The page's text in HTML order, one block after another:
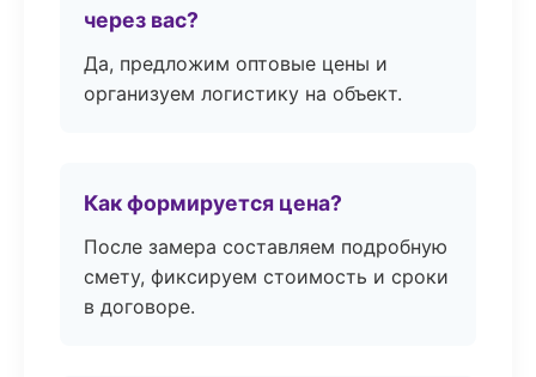
через вас?
Да, предложим оптовые цены и
организуем логистику на объект.
Как формируется цена?
После замера составляем подробную
смету, фиксируем стоимость и сроки
в договоре.